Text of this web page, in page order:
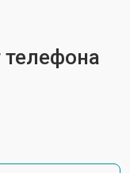
телефона